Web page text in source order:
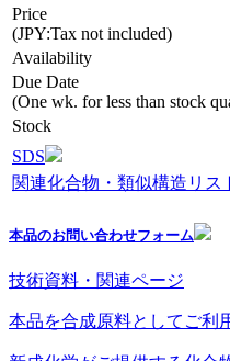
Price
(JPY:Tax not included)
Availability
Due Date
(One wk. for less than stock
Stock
SDS
関連化合物・類似構造リス
本品のお問い合わせフォーム
技術資料・関連ページ
本品を合成原料としてご利